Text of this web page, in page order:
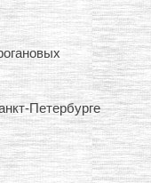
Петербурге